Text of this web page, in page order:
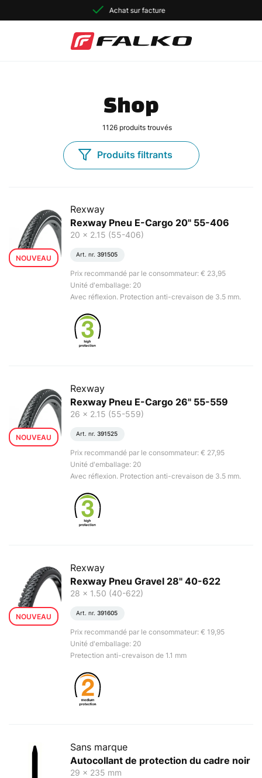
40 ans d'expérience
Shop
1126 produits trouvés
Produits filtrants
NOUVEAU
Rexway
Rexway Pneu E-Cargo 20" 55-406
20 x 2.15 (55-406)
Art. nr. 391505
Prix recommandé par le consommateur: € 23,95
Unité d'emballage: 20
Avec réflexion. Protection anti-crevaison de 3.5 mm.
NOUVEAU
Rexway
Rexway Pneu E-Cargo 26" 55-559
26 x 2.15 (55-559)
Art. nr. 391525
Prix recommandé par le consommateur: € 27,95
Unité d'emballage: 20
Avec réflexion. Protection anti-crevaison de 3.5 mm.
NOUVEAU
Rexway
Rexway Pneu Gravel 28" 40-622
28 x 1.50 (40-622)
Art. nr. 391605
Prix recommandé par le consommateur: € 19,95
Unité d'emballage: 20
Pretection anti-crevaison de 1.1 mm
Sans marque
Autocollant de protection du cadre noir
29 x 235 mm